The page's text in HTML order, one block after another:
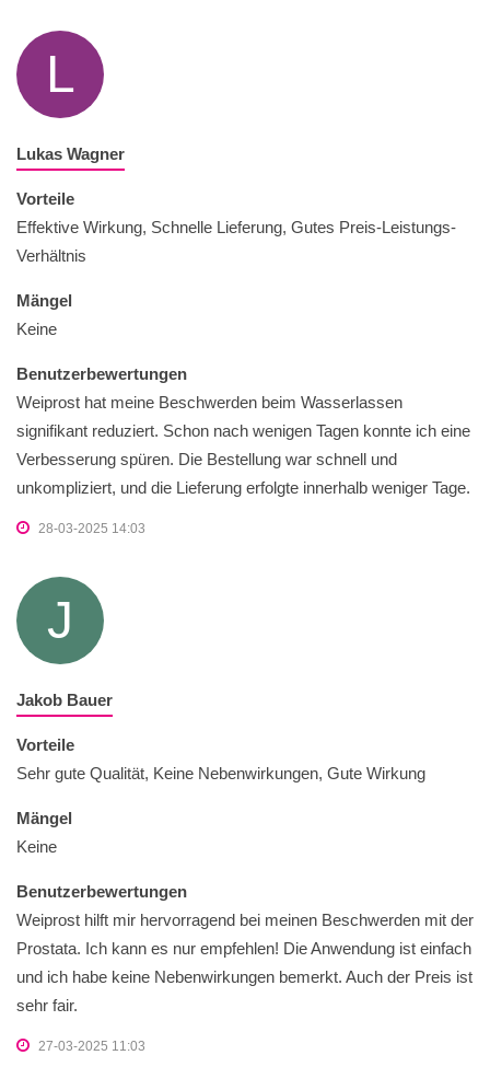
L
Lukas Wagner
Vorteile
Effektive Wirkung, Schnelle Lieferung, Gutes Preis-Leistungs-
Verhältnis
Mängel
Keine
Benutzerbewertungen
Weiprost hat meine Beschwerden beim Wasserlassen
signifikant reduziert. Schon nach wenigen Tagen konnte ich eine
Verbesserung spüren. Die Bestellung war schnell und
unkompliziert, und die Lieferung erfolgte innerhalb weniger Tage.
28-03-2025 14:03
J
Jakob Bauer
Vorteile
Sehr gute Qualität, Keine Nebenwirkungen, Gute Wirkung
Mängel
Keine
Benutzerbewertungen
Weiprost hilft mir hervorragend bei meinen Beschwerden mit der
Prostata. Ich kann es nur empfehlen! Die Anwendung ist einfach
und ich habe keine Nebenwirkungen bemerkt. Auch der Preis ist
sehr fair.
27-03-2025 11:03